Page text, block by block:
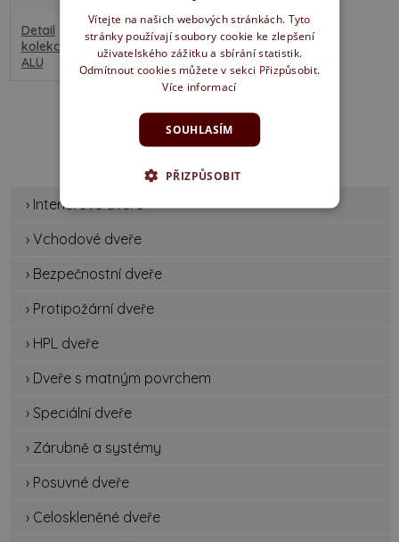
Detail
kolekce
ALU
› Interiérové dveře
› Vchodové dveře
› Bezpečnostní dveře
› Protipožární dveře
› HPL dveře
› Dveře s matným povrchem
› Speciální dveře
› Zárubně a systémy
› Posuvné dveře
› Celoskleněné dveře
Vítejte na našich webových stránkách. Tyto
stránky používají soubory cookie ke zlepšení
uživatelského zážitku a sbírání statistik.
Odmítnout cookies můžete v sekci Přizpůsobit.
Více informací
SOUHLASÍM
PŘIZPŮSOBIT